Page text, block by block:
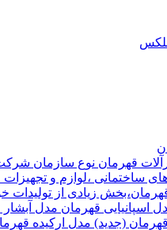
ساختمانی ،لوازم و
اسپانیایی قهرمان مدل
(جدید) مدل ارکیده